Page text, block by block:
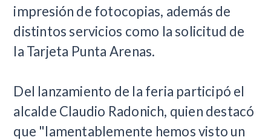
impresión de fotocopias, además de
distintos servicios como la solicitud de
la Tarjeta Punta Arenas.
Del lanzamiento de la feria participó el
alcalde Claudio Radonich, quien destacó
que "lamentablemente hemos visto un